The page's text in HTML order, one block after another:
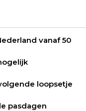
vanaf 50
loopsetje
pasdagen